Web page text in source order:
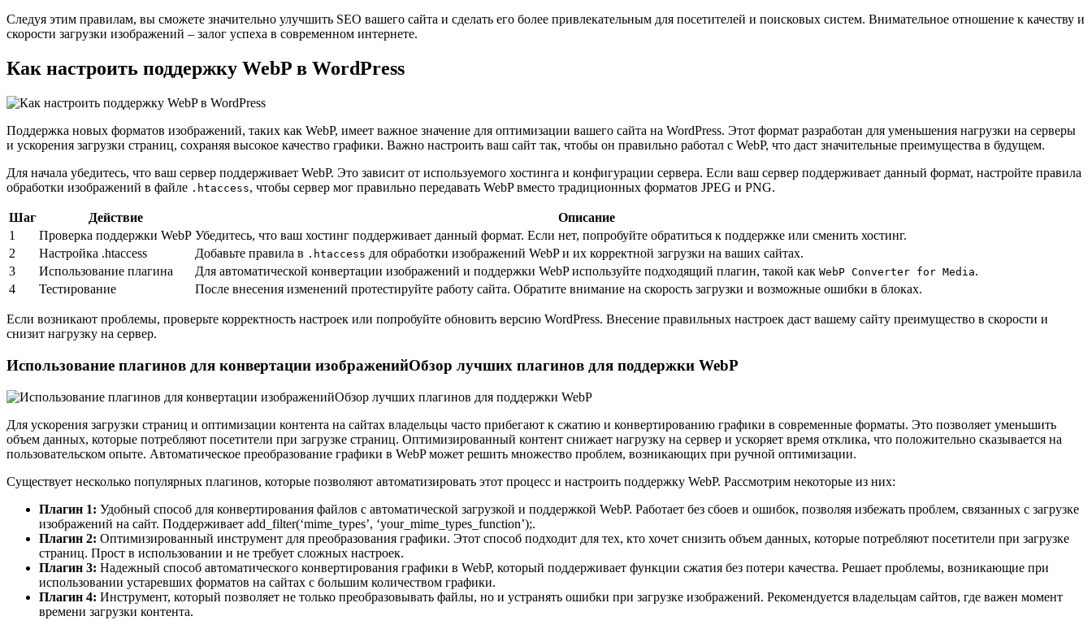
Следуя этим правилам, вы сможете значительно улучшить SEO вашего сайта и сделать его более привлекательным для посетителей и поисковых систем. Внимательное отношение к качеству и
скорости загрузки изображений – залог успеха в современном интернете.
Как настроить поддержку WebP в WordPress
Поддержка новых форматов изображений, таких как WebP, имеет важное значение для оптимизации вашего сайта на WordPress. Этот формат разработан для уменьшения нагрузки на серверы
и ускорения загрузки страниц, сохраняя высокое качество графики. Важно настроить ваш сайт так, чтобы он правильно работал с WebP, что даст значительные преимущества в будущем.
Для начала убедитесь, что ваш сервер поддерживает WebP. Это зависит от используемого хостинга и конфигурации сервера. Если ваш сервер поддерживает данный формат, настройте правила
обработки изображений в файле .htaccess, чтобы сервер мог правильно передавать WebP вместо традиционных форматов JPEG и PNG.
Шаг Действие
Описание
1
Проверка поддержки WebP Убедитесь, что ваш хостинг поддерживает данный формат. Если нет, попробуйте обратиться к поддержке или сменить хостинг.
2
Настройка .htaccess Добавьте правила в .htaccess для обработки изображений WebP и их корректной загрузки на ваших сайтах.
3
Использование плагина Для автоматической конвертации изображений и поддержки WebP используйте подходящий плагин, такой как WebP Converter for Media.
4
Тестирование После внесения изменений протестируйте работу сайта. Обратите внимание на скорость загрузки и возможные ошибки в блоках.
Если возникают проблемы, проверьте корректность настроек или попробуйте обновить версию WordPress. Внесение правильных настроек даст вашему сайту преимущество в скорости и
снизит нагрузку на сервер.
Использование плагинов для конвертации изображенийОбзор лучших плагинов для поддержки WebP
Для ускорения загрузки страниц и оптимизации контента на сайтах владельцы часто прибегают к сжатию и конвертированию графики в современные форматы. Это позволяет уменьшить
объем данных, которые потребляют посетители при загрузке страниц. Оптимизированный контент снижает нагрузку на сервер и ускоряет время отклика, что положительно сказывается на
пользовательском опыте. Автоматическое преобразование графики в WebP может решить множество проблем, возникающих при ручной оптимизации.
Существует несколько популярных плагинов, которые позволяют автоматизировать этот процесс и настроить поддержку WebP. Рассмотрим некоторые из них:
Плагин 1: Удобный способ для конвертирования файлов с автоматической загрузкой и поддержкой WebP. Работает без сбоев и ошибок, позволяя избежать проблем, связанных с загрузке
изображений на сайт. Поддерживает add_filter(‘mime_types’, ‘your_mime_types_function’);.
Плагин 2: Оптимизированный инструмент для преобразования графики. Этот способ подходит для тех, кто хочет снизить объем данных, которые потребляют посетители при загрузке
страниц. Прост в использовании и не требует сложных настроек.
Плагин 3: Надежный способ автоматического конвертирования графики в WebP, который поддерживает функции сжатия без потери качества. Решает проблемы, возникающие при
использовании устаревших форматов на сайтах с большим количеством графики.
Плагин 4: Инструмент, который позволяет не только преобразовывать файлы, но и устранять ошибки при загрузке изображений. Рекомендуется владельцам сайтов, где важен момент
времени загрузки контента.